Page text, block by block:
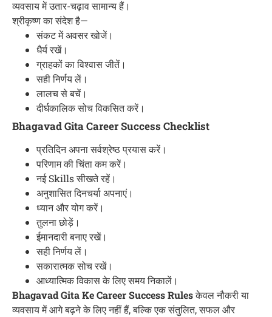
व्यवसाय में उतार-चढ़ाव सामान्य हैं।
श्रीकृष्ण का संदेश है—
संकट में अवसर खोजें।
धैर्य रखें।
ग्राहकों का विश्वास जीतें।
सही निर्णय लें।
लालच से बचें।
दीर्घकालिक सोच विकसित करें।
Bhagavad Gita Career Success Checklist
प्रतिदिन अपना सर्वश्रेष्ठ प्रयास करें।
परिणाम की चिंता कम करें।
नई Skills सीखते रहें।
अनुशासित दिनचर्या अपनाएं।
ध्यान और योग करें।
तुलना छोड़ें।
ईमानदारी बनाए रखें।
सही निर्णय लें।
सकारात्मक सोच रखें।
आध्यात्मिक विकास के लिए समय निकालें।
Bhagavad Gita Ke Career Success Rulesकेवल नौकरी या
व्यवसाय में आगे बढ़ने के लिए नहीं हैं, बल्कि एक संतुलित, सफल और